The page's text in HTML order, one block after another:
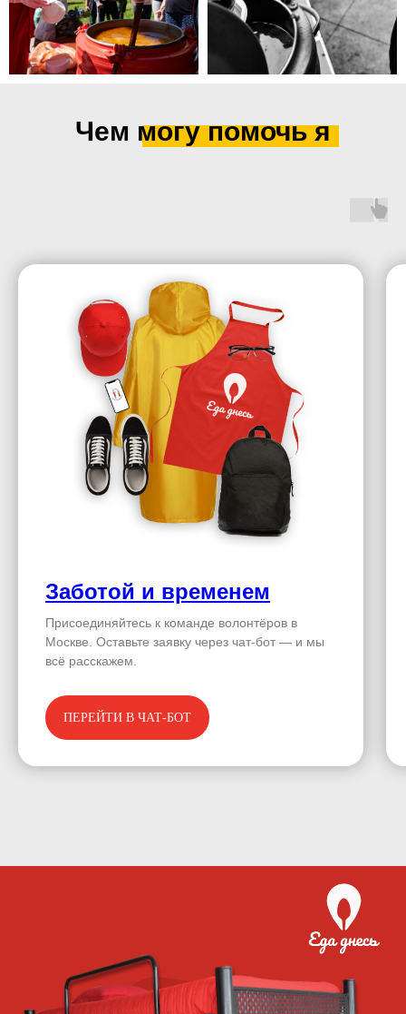
Чем могу помочь я
Заботой и временем
Присоединяйтесь к команде волонтёров в
Москве. Оставьте заявку через чат-бот — и мы
всё расскажем.
ПЕРЕЙТИ В ЧАТ-БОТ